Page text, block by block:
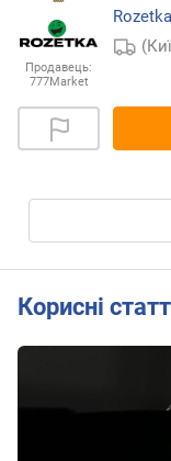
Продавець:
777Market
Корисні